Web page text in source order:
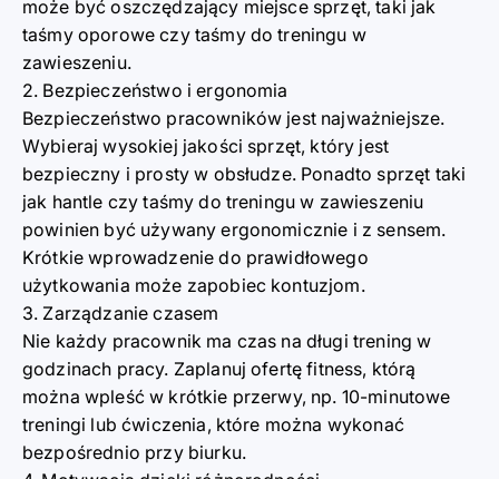
może być oszczędzający miejsce sprzęt, taki jak
taśmy oporowe czy taśmy do treningu w
zawieszeniu.
2. Bezpieczeństwo i ergonomia
Bezpieczeństwo pracowników jest najważniejsze.
Wybieraj wysokiej jakości sprzęt, który jest
bezpieczny i prosty w obsłudze. Ponadto sprzęt taki
jak hantle czy taśmy do treningu w zawieszeniu
powinien być używany ergonomicznie i z sensem.
Krótkie wprowadzenie do prawidłowego
użytkowania może zapobiec kontuzjom.
3. Zarządzanie czasem
Nie każdy pracownik ma czas na długi trening w
godzinach pracy. Zaplanuj ofertę fitness, którą
można wpleść w krótkie przerwy, np. 10-minutowe
treningi lub ćwiczenia, które można wykonać
bezpośrednio przy biurku.